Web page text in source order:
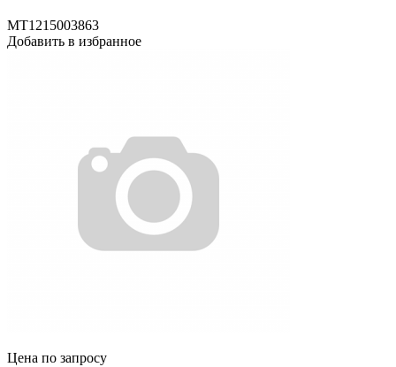
MT1215003863
Добавить в избранное
Цена по запросу